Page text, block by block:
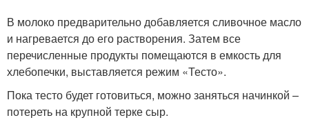
В молоко предварительно добавляется сливочное масло
и нагревается до его растворения. Затем все
перечисленные продукты помещаются в емкость для
хлебопечки, выставляется режим «Тесто».
Пока тесто будет готовиться, можно заняться начинкой –
потереть на крупной терке сыр.